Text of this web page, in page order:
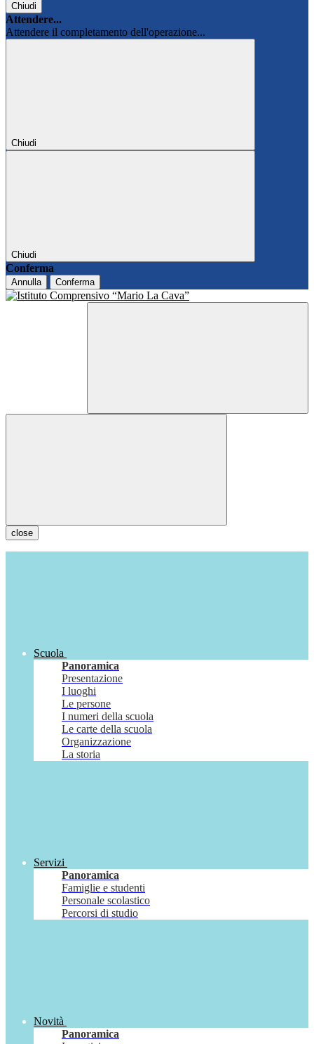
Chiudi
Attendere...
Attendere il completamento dell'operazione...
Chiudi
Chiudi
Conferma
Annulla Conferma
close
Scuola
Panoramica
Presentazione
I luoghi
Le persone
I numeri della scuola
Le carte della scuola
Organizzazione
La storia
Servizi
Panoramica
Famiglie e studenti
Personale scolastico
Percorsi di studio
Novità
Panoramica